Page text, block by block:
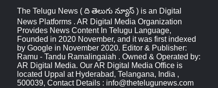
The Telugu News ( ది తెలుగు న్యూస్‌ ) is an Digital
News Platforms . AR Digital Media Organization
Provides News Content In Telugu Language,
Founded in 2020 November, and it was first indexed
by Google in November 2020. Editor & Publisher:
Ramu - Tandu Ramalingaiah . Owned & Operated by:
AR Digital Media. Our AR Digital Media Office is
located Uppal at Hyderabad, Telangana, India ,
500039, Contact Details : info@thetelugunews.com